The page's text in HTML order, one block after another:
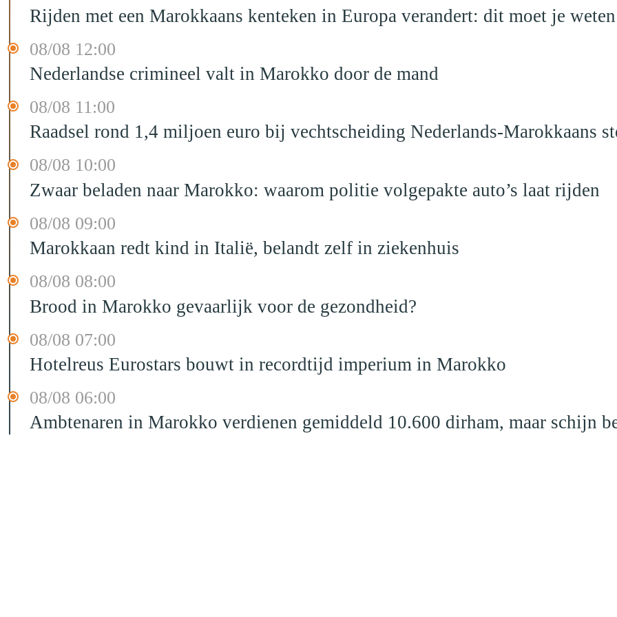
Rijden met een Marokkaans kenteken in Europa verandert: dit moet je weten
08/08 12:00
Nederlandse crimineel valt in Marokko door de mand
08/08 11:00
Raadsel rond 1,4 miljoen euro bij vechtscheiding Nederlands-Marokkaans
08/08 10:00
Zwaar beladen naar Marokko: waarom politie volgepakte auto’s laat rijden
08/08 09:00
Marokkaan redt kind in Italië, belandt zelf in ziekenhuis
08/08 08:00
Brood in Marokko gevaarlijk voor de gezondheid?
08/08 07:00
Hotelreus Eurostars bouwt in recordtijd imperium in Marokko
08/08 06:00
Ambtenaren in Marokko verdienen gemiddeld 10.600 dirham, maar schijn